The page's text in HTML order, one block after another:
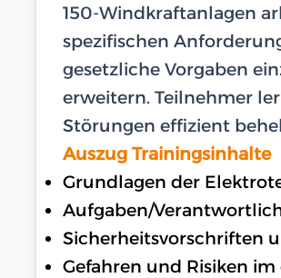
150-Windkraftanlagen
spezifischen
gesetzliche Vorgaben
erweitern. Teilnehmer
Störungen effizient
Auszug Trainingsinhalte
Grundlagen der
Aufgaben/
Sicherheitsvorschriften
Gefahren und Risiken